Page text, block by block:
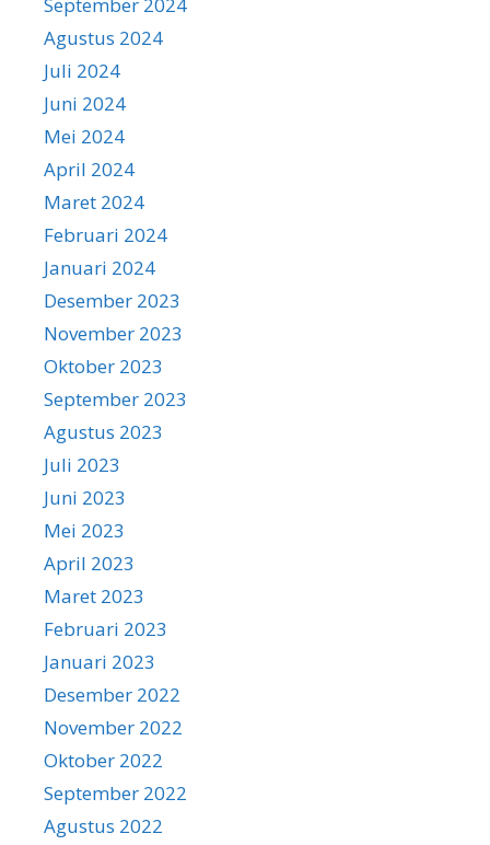
September 2024
Agustus 2024
Juli 2024
Juni 2024
Mei 2024
April 2024
Maret 2024
Februari 2024
Januari 2024
Desember 2023
November 2023
Oktober 2023
September 2023
Agustus 2023
Juli 2023
Juni 2023
Mei 2023
April 2023
Maret 2023
Februari 2023
Januari 2023
Desember 2022
November 2022
Oktober 2022
September 2022
Agustus 2022